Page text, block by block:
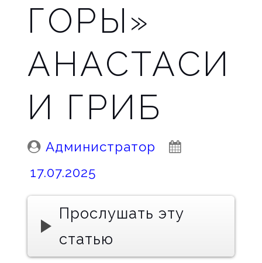
ГОРЫ»
АНАСТАСИ
И ГРИБ
Posted
By:
Администратор
17.07.2025
Прослушать эту
статью